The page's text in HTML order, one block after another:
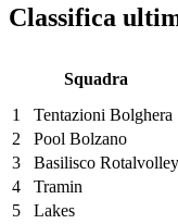
Classifica
Squadra
1
Tentazioni Bolghera
2
Pool Bolzano
3
Basilisco Rotalvolley
4
Tramin
5
Lakes